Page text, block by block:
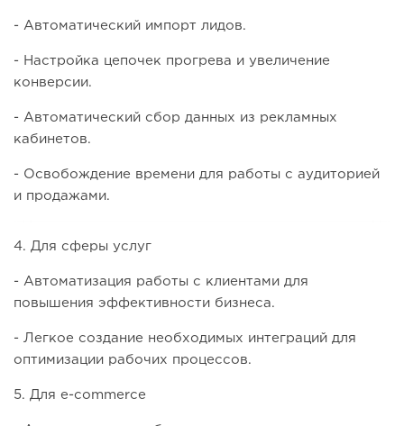
- Автоматический импорт лидов.
- Настройка цепочек прогрева и увеличение
конверсии.
- Автоматический сбор данных из рекламных
кабинетов.
- Освобождение времени для работы с аудиторией
и продажами.
4. Для сферы услуг
- Автоматизация работы с клиентами для
повышения эффективности бизнеса.
- Легкое создание необходимых интеграций для
оптимизации рабочих процессов.
5. Для e-commerce